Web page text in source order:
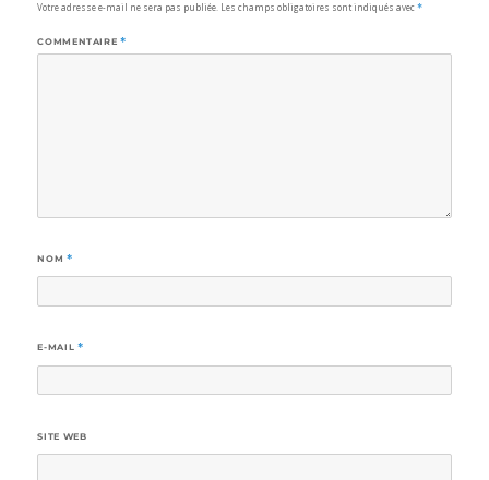
Votre adresse e-mail ne sera pas publiée. Les champs obligatoires sont indiqués avec*
COMMENTAIRE *
NOM *
E-MAIL *
SITE WEB